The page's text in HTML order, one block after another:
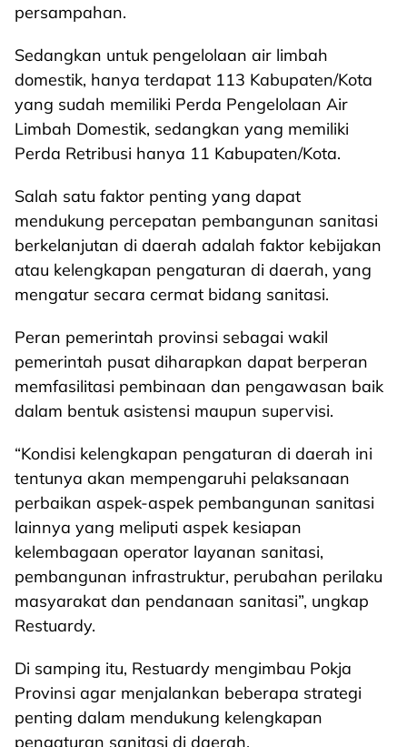
persampahan.
Sedangkan untuk pengelolaan air limbah
domestik, hanya terdapat 113 Kabupaten/Kota
yang sudah memiliki Perda Pengelolaan Air
Limbah Domestik, sedangkan yang memiliki
Perda Retribusi hanya 11 Kabupaten/Kota.
Salah satu faktor penting yang dapat
mendukung percepatan pembangunan sanitasi
berkelanjutan di daerah adalah faktor kebijakan
atau kelengkapan pengaturan di daerah, yang
mengatur secara cermat bidang sanitasi.
Peran pemerintah provinsi sebagai wakil
pemerintah pusat diharapkan dapat berperan
memfasilitasi pembinaan dan pengawasan baik
dalam bentuk asistensi maupun supervisi.
“Kondisi kelengkapan pengaturan di daerah ini
tentunya akan mempengaruhi pelaksanaan
perbaikan aspek-aspek pembangunan sanitasi
lainnya yang meliputi aspek kesiapan
kelembagaan operator layanan sanitasi,
pembangunan infrastruktur, perubahan perilaku
masyarakat dan pendanaan sanitasi”, ungkap
Restuardy.
Di samping itu, Restuardy mengimbau Pokja
Provinsi agar menjalankan beberapa strategi
penting dalam mendukung kelengkapan
pengaturan sanitasi di daerah.